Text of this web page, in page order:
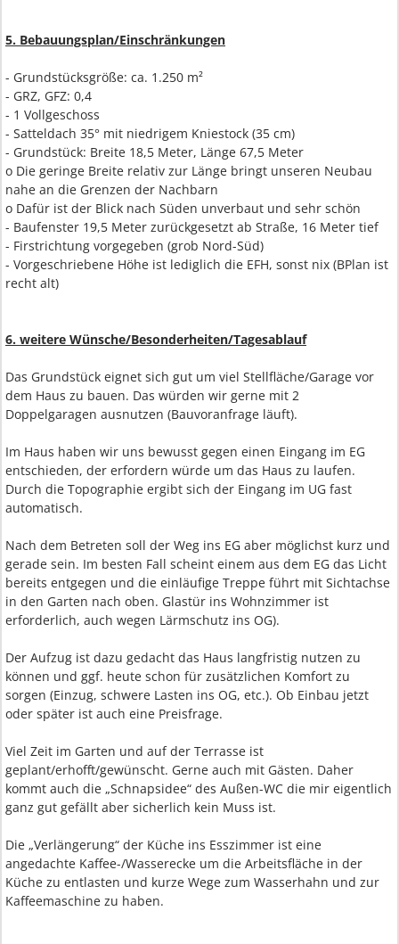
5. Bebauungsplan/Einschränkungen
- Grundstücksgröße: ca. 1.250 m²
- GRZ, GFZ: 0,4
- 1 Vollgeschoss
- Satteldach 35° mit niedrigem Kniestock (35 cm)
- Grundstück: Breite 18,5 Meter, Länge 67,5 Meter
o Die geringe Breite relativ zur Länge bringt unseren Neubau
nahe an die Grenzen der Nachbarn
o Dafür ist der Blick nach Süden unverbaut und sehr schön
- Baufenster 19,5 Meter zurückgesetzt ab Straße, 16 Meter tief
- Firstrichtung vorgegeben (grob Nord-Süd)
- Vorgeschriebene Höhe ist lediglich die EFH, sonst nix (BPlan ist
recht alt)
6. weitere Wünsche/Besonderheiten/Tagesablauf
Das Grundstück eignet sich gut um viel Stellfläche/Garage vor
dem Haus zu bauen. Das würden wir gerne mit 2
Doppelgaragen ausnutzen (Bauvoranfrage läuft).
Im Haus haben wir uns bewusst gegen einen Eingang im EG
entschieden, der erfordern würde um das Haus zu laufen.
Durch die Topographie ergibt sich der Eingang im UG fast
automatisch.
Nach dem Betreten soll der Weg ins EG aber möglichst kurz und
gerade sein. Im besten Fall scheint einem aus dem EG das Licht
bereits entgegen und die einläufige Treppe führt mit Sichtachse
in den Garten nach oben. Glastür ins Wohnzimmer ist
erforderlich, auch wegen Lärmschutz ins OG).
Der Aufzug ist dazu gedacht das Haus langfristig nutzen zu
können und ggf. heute schon für zusätzlichen Komfort zu
sorgen (Einzug, schwere Lasten ins OG, etc.). Ob Einbau jetzt
oder später ist auch eine Preisfrage.
Viel Zeit im Garten und auf der Terrasse ist
geplant/erhofft/gewünscht. Gerne auch mit Gästen. Daher
kommt auch die „Schnapsidee“ des Außen-WC die mir eigentlich
ganz gut gefällt aber sicherlich kein Muss ist.
Die „Verlängerung“ der Küche ins Esszimmer ist eine
angedachte Kaffee-/Wasserecke um die Arbeitsfläche in der
Küche zu entlasten und kurze Wege zum Wasserhahn und zur
Kaffeemaschine zu haben.